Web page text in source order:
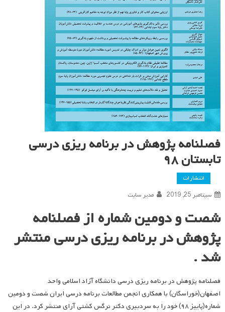
فصلنامه پژوهش در برنامه ریزی درسی
تابستان ۹۸
انتشارات
سپتامبر 25, 2019 مدیر سایت
شصت و دومین شماره از فصلنامه
پژوهش در برنامه ریزی درسی منتشر
شد .
فصلنامه پژوهش در برنامه ریزی درسی دانشگاه آزاد اسلامی واحد
اصفهان(خوراسگان) با همکاری انجمن مطالعات برنامه درسی ایران شصت و دومین
شماره(پاییز ۹۸) خود را به سردبیری دکتر نرگس کشتی آرای منتشر کرد. در این